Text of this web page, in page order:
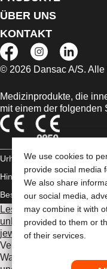
We use cookies to
provide social media
We also share
our social media,
may combine it with
provided to them or
of their services.
ÜBER UNS
KONTAKT
© 2026 Dansac A/S.
Medizinprodukte, die
mit einem der folgenden
Urheberrechts-
Hinweis/
Bestimmungen Umgang
Lesen Sie vor der
unbedingt die gesamte
jeweiligen Produkt beiliegt
Verwendungszweck,
Warnhinweise,